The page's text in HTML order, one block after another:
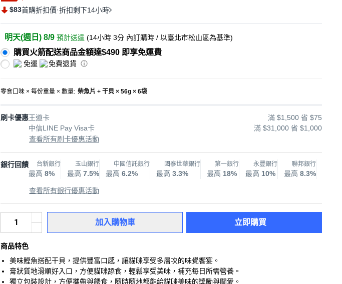
$83首購折扣價·折扣剩下14小時
明天(週日) 8/9 預計送達 (14小時 3分 內訂購時 / 以臺北市松山區為基準)
購買火箭配送商品金額達$490 即享免運費
免運 免費退貨
零食口味 × 每份重量 × 數量: 柴魚片 + 干貝 × 56g × 6袋
刷卡優惠王道卡
滿 $1,500 省 $75
中信LINE Pay Visa卡
滿 $31,000 省 $1,000
查看所有刷卡優惠活動
銀行回饋 台新銀行
最高 8%
玉山銀行
最高 7.5%
中國信託銀行
最高 6.2%
國泰世華銀行
最高 3.3%
第一銀行
最高 18%
永豐銀行
最高 10%
聯邦銀行
最高 8.3%
查看所有銀行優惠活動
加入購物車 立即購買
商品特色
美味鰹魚搭配干貝，提供豐富口感，讓貓咪享受多層次的味覺饗宴。
膏狀質地滑順好入口，方便貓咪舔食，輕鬆享受美味，補充每日所需營養。
獨立包裝設計，方便攜帶與餵食，隨時隨地都能給貓咪美味的獎勵與關愛。